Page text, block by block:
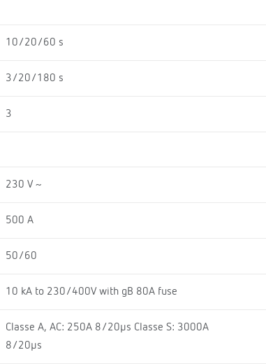
10/20/60 s
3/20/180 s
3
230 V ~
500 A
50/60
10 kA to 230/400V with gB 80A fuse
Classe A, AC: 250A 8/20μs Classe S: 3000A
8/20μs